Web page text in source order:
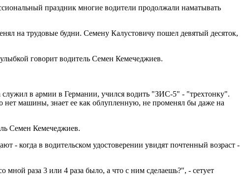
праздник многие водители продолжали наматывать
на трудовые будни. Семену Калустовичу пошел девятый десяток,
говорит водитель Семен Кемечеджиев.
в армии в Германии, учился водить "ЗИС-5" - "трехтонку".
машины, знает ее как облупленную, не променял бы даже на
Семен Кемечеджиев.
- когда в водительском удостоверении увидят почтенный возраст -
мной раза 3 или 4 раза было, а что с ним сделаешь?", - сетует